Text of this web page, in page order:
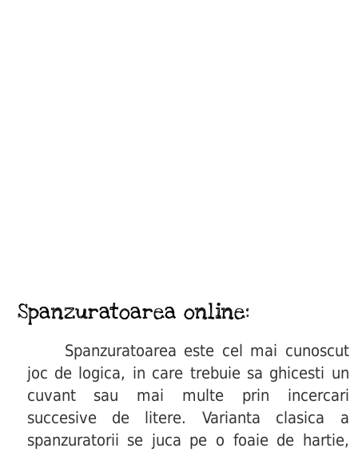
Spanzuratoarea online:
Spanzuratoarea este cel mai cunoscut
joc de logica, in care trebuie sa ghicesti un
cuvant sau mai multe prin incercari
succesive de litere. Varianta clasica a
spanzuratorii se juca pe o foaie de hartie,